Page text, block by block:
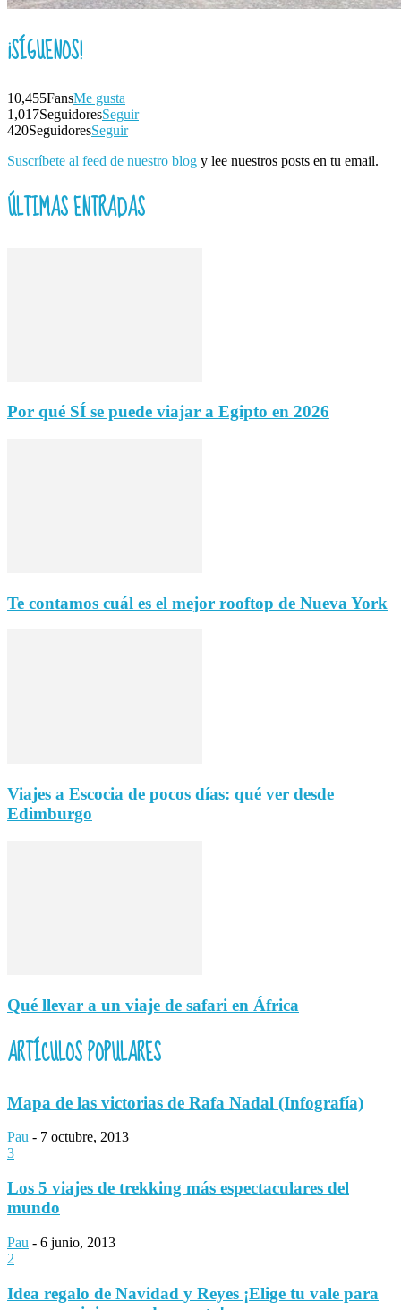
¡SÍGUENOS!
10,455FansMe gusta
1,017SeguidoresSeguir
420SeguidoresSeguir
Suscríbete al feed de nuestro blog y lee nuestros posts en tu email.
ÚLTIMAS ENTRADAS
Por qué SÍ se puede viajar a Egipto en 2026
Te contamos cuál es el mejor rooftop de Nueva York
Viajes a Escocia de pocos días: qué ver desde
Edimburgo
Qué llevar a un viaje de safari en África
ARTÍCULOS POPULARES
Mapa de las victorias de Rafa Nadal (Infografía)
Pau - 7 octubre, 2013
3
Los 5 viajes de trekking más espectaculares del
mundo
Pau - 6 junio, 2013
2
Idea regalo de Navidad y Reyes ¡Elige tu vale para